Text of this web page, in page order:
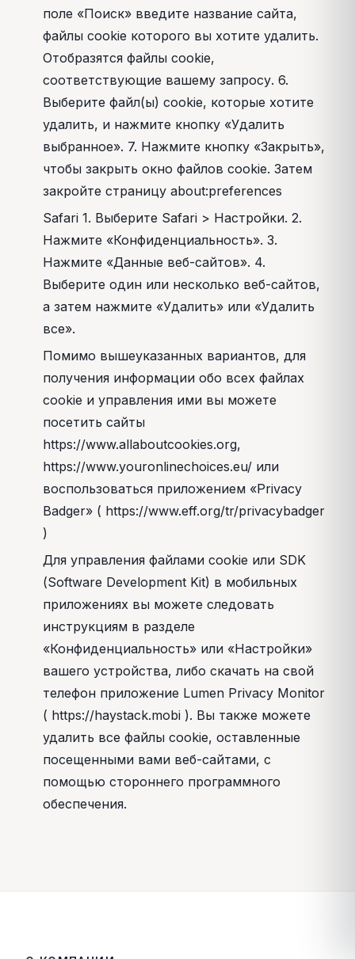
поле «Поиск» введите название сайта,
файлы cookie которого вы хотите удалить.
Отобразятся файлы cookie,
соответствующие вашему запросу. 6.
Выберите файл(ы) cookie, которые хотите
удалить, и нажмите кнопку «Удалить
выбранное». 7. Нажмите кнопку «Закрыть»,
чтобы закрыть окно файлов cookie. Затем
закройте страницу about:preferences
Safari 1. Выберите Safari > Настройки. 2.
Нажмите «Конфиденциальность». 3.
Нажмите «Данные веб-сайтов». 4.
Выберите один или несколько веб-сайтов,
а затем нажмите «Удалить» или «Удалить
все».
Помимо вышеуказанных вариантов, для
получения информации обо всех файлах
cookie и управления ими вы можете
посетить сайты
https://www.allaboutcookies.org,
https://www.youronlinechoices.eu/ или
воспользоваться приложением «Privacy
Badger» ( https://www.eff.org/tr/privacybadger
)
Для управления файлами cookie или SDK
(Software Development Kit) в мобильных
приложениях вы можете следовать
инструкциям в разделе
«Конфиденциальность» или «Настройки»
вашего устройства, либо скачать на свой
телефон приложение Lumen Privacy Monitor
( https://haystack.mobi ). Вы также можете
удалить все файлы cookie, оставленные
посещенными вами веб-сайтами, с
помощью стороннего программного
обеспечения.